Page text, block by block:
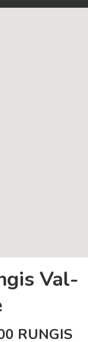
Val-
RUNGIS